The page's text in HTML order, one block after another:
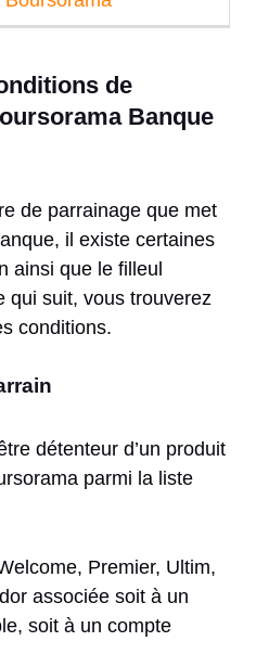
de
Banque
de parrainage que met
il existe certaines
ainsi que le filleul
qui suit, vous trouverez
conditions.
détenteur d’un produit
parmi la liste
Premier, Ultim,
associée soit à un
soit à un compte